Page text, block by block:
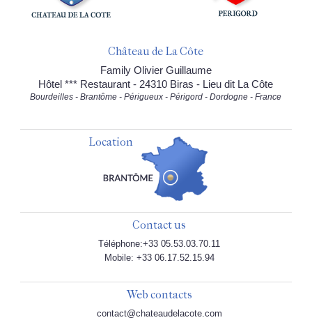
Château de La Côte
Family Olivier Guillaume
Hôtel *** Restaurant - 24310 Biras - Lieu dit La Côte
Bourdeilles - Brantôme - Périgueux - Périgord - Dordogne - France
Location
Contact us
Téléphone:+33 05.53.03.70.11
Mobile: +33 06.17.52.15.94
Web contacts
contact@chateaudelacote.com